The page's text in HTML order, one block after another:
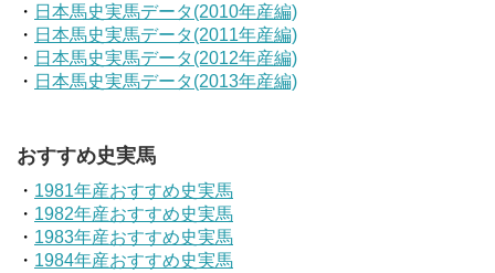
・ 日本馬史実馬データ(2010年産編)
・ 日本馬史実馬データ(2011年産編)
・ 日本馬史実馬データ(2012年産編)
・ 日本馬史実馬データ(2013年産編)
おすすめ史実馬
・ 1981年産おすすめ史実馬
・ 1982年産おすすめ史実馬
・ 1983年産おすすめ史実馬
・ 1984年産おすすめ史実馬